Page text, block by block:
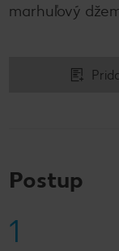
marhuľový
Postup
1